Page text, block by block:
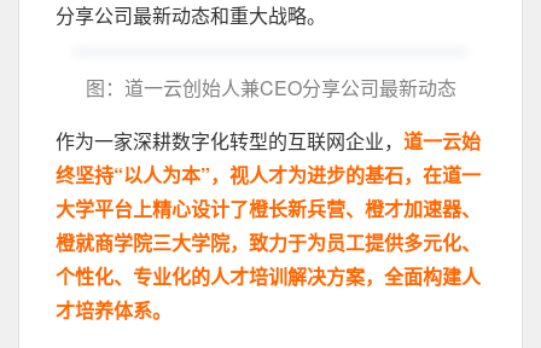
分享公司最新动态和重大战略。
图：道一云创始人兼CEO分享公司最新动态
作为一家深耕数字化转型的互联网企业， 道一云始
终坚持“以人为本”，视人才为进步的基石，在道一
大学平台上精心设计了橙长新兵营、橙才加速器、
橙就商学院三大学院，致力于为员工提供多元化、
个性化、专业化的人才培训解决方案，全面构建人
才培养体系。